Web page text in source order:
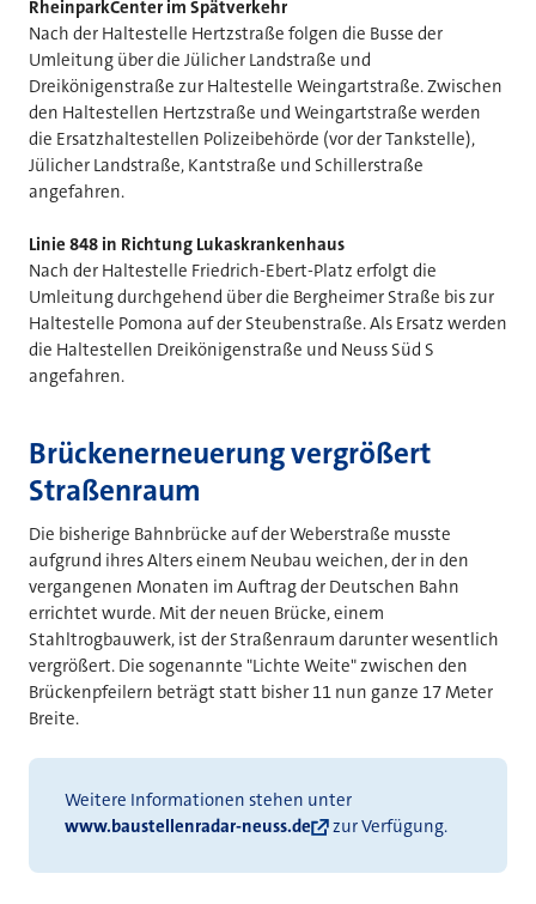
RheinparkCenter im Spätverkehr
Nach der Haltestelle Hertzstraße folgen die Busse der
Umleitung über die Jülicher Landstraße und
Dreikönigenstraße zur Haltestelle Weingartstraße. Zwischen
den Haltestellen Hertzstraße und Weingartstraße werden
die Ersatzhaltestellen Polizeibehörde (vor der Tankstelle),
Jülicher Landstraße, Kantstraße und Schillerstraße
angefahren.
Linie 848 in Richtung Lukaskrankenhaus
Nach der Haltestelle Friedrich-Ebert-Platz erfolgt die
Umleitung durchgehend über die Bergheimer Straße bis zur
Haltestelle Pomona auf der Steubenstraße. Als Ersatz werden
die Haltestellen Dreikönigenstraße und Neuss Süd S
angefahren.
Brückenerneuerung vergrößert
Straßenraum
Die bisherige Bahnbrücke auf der Weberstraße musste
aufgrund ihres Alters einem Neubau weichen, der in den
vergangenen Monaten im Auftrag der Deutschen Bahn
errichtet wurde. Mit der neuen Brücke, einem
Stahltrogbauwerk, ist der Straßenraum darunter wesentlich
vergrößert. Die sogenannte "Lichte Weite" zwischen den
Brückenpfeilern beträgt statt bisher 11 nun ganze 17 Meter
Breite.
Weitere Informationen stehen unter
www.baustellenradar-neuss.de
zur Verfügung.